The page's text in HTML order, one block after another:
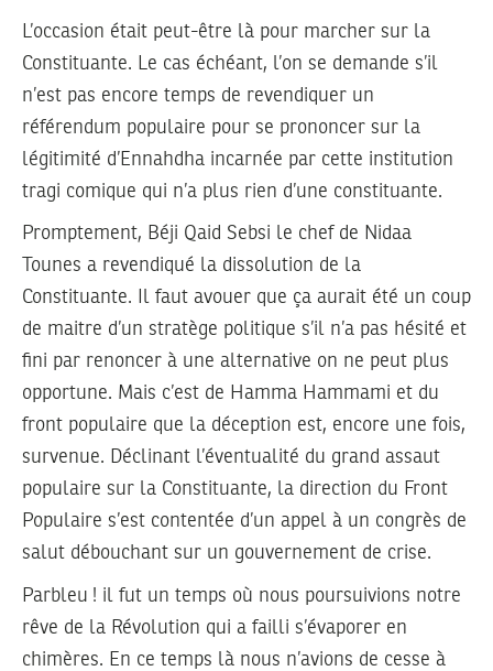
L’occasion était peut-être là pour marcher sur la
Constituante. Le cas échéant, l’on se demande s’il
n’est pas encore temps de revendiquer un
référendum populaire pour se prononcer sur la
légitimité d’Ennahdha incarnée par cette institution
tragi comique qui n’a plus rien d’une constituante.
Promptement, Béji Qaid Sebsi le chef de Nidaa
Tounes a revendiqué la dissolution de la
Constituante. Il faut avouer que ça aurait été un coup
de maitre d’un stratège politique s’il n’a pas hésité et
fini par renoncer à une alternative on ne peut plus
opportune. Mais c’est de Hamma Hammami et du
front populaire que la déception est, encore une fois,
survenue. Déclinant l’éventualité du grand assaut
populaire sur la Constituante, la direction du Front
Populaire s’est contentée d’un appel à un congrès de
salut débouchant sur un gouvernement de crise.
Parbleu ! il fut un temps où nous poursuivions notre
rêve de la Révolution qui a failli s’évaporer en
chimères. En ce temps là nous n’avions de cesse à